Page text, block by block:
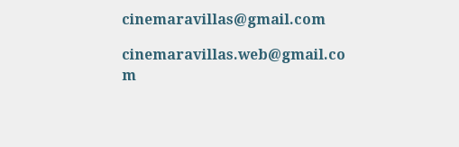
cinemaravillas@gmail.com
cinemaravillas.web@gmail.co
m